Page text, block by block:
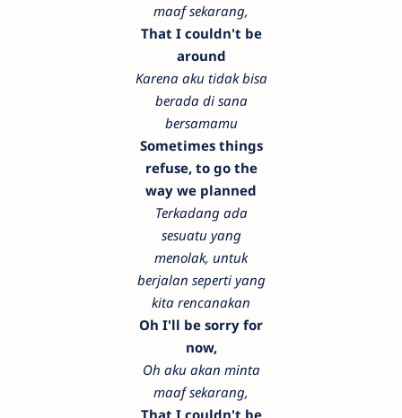
maaf sekarang,
That I couldn't be
around
Karena aku tidak bisa
berada di sana
bersamamu
Sometimes things
refuse, to go the
way we planned
Terkadang ada
sesuatu yang
menolak, untuk
berjalan seperti yang
kita rencanakan
Oh I'll be sorry for
now,
Oh aku akan minta
maaf sekarang,